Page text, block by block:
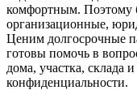
комфортным. Поэтому
организационные,
Ценим долгосрочные
готовы помочь в
дома, участка, склада
конфиденциальности.